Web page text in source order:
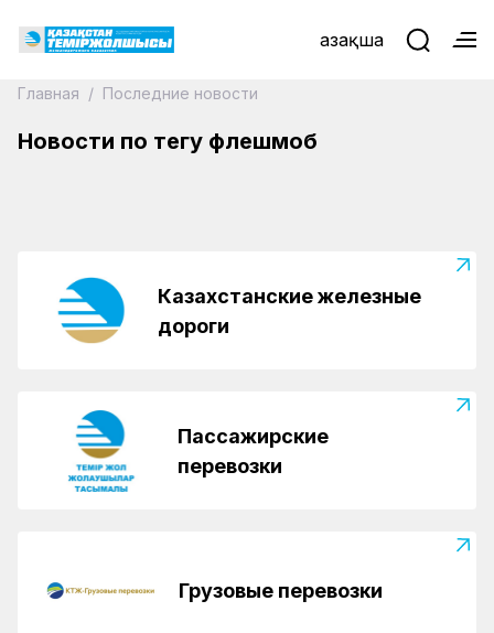
Қазақша
Главная / Последние новости
Новости по тегу флешмоб
19.04.2023
Эстафету корпоративного флешмоба
приняли в Уральске
Казахстанские железные
дороги
Пассажирские
перевозки
Грузовые перевозки